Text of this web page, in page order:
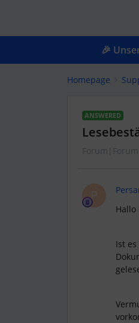
🎉
Homepage
ANSWERED
P
Hallo
Ist